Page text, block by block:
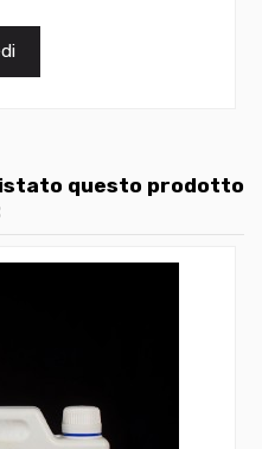
questo prodotto